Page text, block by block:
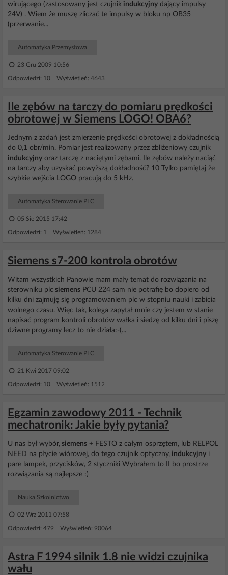
wirującego (zastosowany jest czujnik indukcyjny dający impulsy
24V) . Wiem że muszę zliczać te impulsy w bloku np OB35
(przerwanie...
Automatyka Przemysłowa
23 Gru 2009 10:56
Odpowiedzi: 10 Wyświetleń: 4643
Ile zębów na tarczy do pomiaru prędkości
obrotowej w Siemens LOGO! OBA6?
Jednym z zadań jest zmierzenie prędkości obrotowej z dokładnością
do 0,1 obr/min. Pomiar jest realizowany przez zbliżeniowy czujnik
indukcyjny oraz tarczę z naciętymi zębami. Ile zębów należy naciąć
na tarczy aby uzyskać powyższą dokładność? 10 Tylko pamiętaj że
szybkie wejścia LOGO pracują do 5 kHz.
Automatyka Sterowanie PLC
05 Sie 2015 17:42
Odpowiedzi: 1 Wyświetleń: 1284
Siemens s7-200 kontrola obrotów
Witam wszystkich Panowie mam mały temat do rozwiązania na
sterowniku plc siemens PCU 224 sam nie potrafię bo dopiero od
kilku dni zajmuję się programowaniem plc w stopniu nauki i zabicia
wolnego czasu. Więc tak, kolega zapytał mnie czy jestem w stanie
napisać program kontroli obrotów wałka i siedzę od kilku dni i piszę
dziwne programy lecz to nie działa:-(...
Automatyka Sterowanie PLC
21 Kwi 2017 09:02
Odpowiedzi: 10 Wyświetleń: 1512
Egzamin zawodowy 2011 - Technik
mechatronik: Jakie były pytania?
U nas był wybór, siemens + FESTO z całym osprzętem, lub RELPOL
NEED na płycie wiórowej, do tego czujnik optyczny, indukcyjny i
pare lampek, przycisków, 2 styczniki Wybrałem to II bo prostrze
rozwiązania są najlepsze :)
Nauka Szkolnictwo
02 Wrz 2011 07:58
Odpowiedzi: 479 Wyświetleń: 90064
Astra F 1994 silnik 1.8 nie widzi czujnika
wału